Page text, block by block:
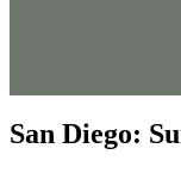
San Diego: